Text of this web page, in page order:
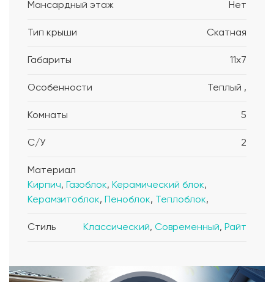
Мансардный этаж Нет
Тип крыши Скатная
Габариты 11x7
Особенности Теплый ,
Комнаты 5
С/У 2
Материал
Кирпич, Газоблок, Керамический блок,
Керамзитоблок, Пеноблок, Теплоблок,
Стиль Классический, Современный, Райт